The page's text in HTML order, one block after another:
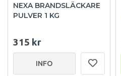
NEXA BRANDSLÄCKARE
PULVER 1 KG
315 kr
INFO